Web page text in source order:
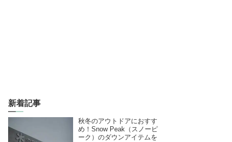
新着記事
秋冬のアウトドアにおすす
め！Snow Peak（スノーピ
ーク）のダウンアイテムを